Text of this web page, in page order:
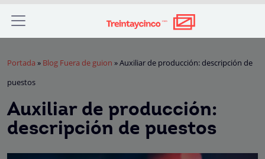
Portada » Blog Fuera de guion »Auxiliar de producción: descripción de
puestos
Auxiliar de producción:
descripción de puestos